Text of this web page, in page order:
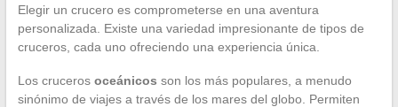
Elegir un crucero es comprometerse en una aventura
personalizada. Existe una variedad impresionante de tipos de
cruceros, cada uno ofreciendo una experiencia única.
Los cruceros oceánicos son los más populares, a menudo
sinónimo de viajes a través de los mares del globo. Permiten